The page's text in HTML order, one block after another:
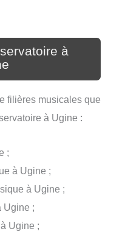
à
filières musicales que
à Ugine :
;
à Ugine ;
à Ugine ;
Ugine ;
Ugine ;